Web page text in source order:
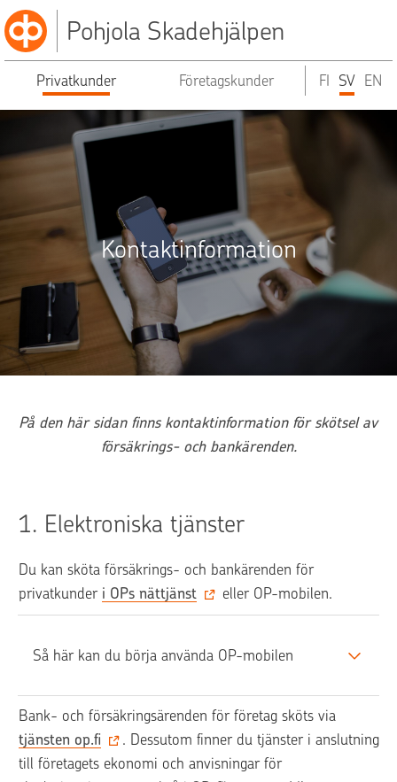
Pohjola Skadehjälpen
Privatkunder Företagskunder FI SV EN
Kontaktinformation
På den här sidan finns kontaktinformation för skötsel av
försäkrings- och bankärenden.
1. Elektroniska tjänster
Du kan sköta försäkrings- och bankärenden för
privatkunder i OPs nättjänst‍ eller OP-mobilen.
Så här kan du börja använda OP-mobilen
tjänsten op.fi
. Dessutom finner du tjänster i anslutning
till företagets ekonomi och anvisningar för